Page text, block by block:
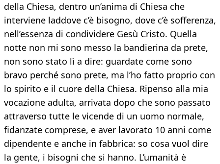
della Chiesa, dentro un’anima di Chiesa che
interviene laddove c’è bisogno, dove c’è sofferenza,
nell’essenza di condividere Gesù Cristo. Quella
notte non mi sono messo la bandierina da prete,
non sono stato lì a dire: guardate come sono
bravo perché sono prete, ma l’ho fatto proprio con
lo spirito e il cuore della Chiesa. Ripenso alla mia
vocazione adulta, arrivata dopo che sono passato
attraverso tutte le vicende di un uomo normale,
fidanzate comprese, e aver lavorato 10 anni come
dipendente e anche in fabbrica: so cosa vuol dire
la gente, i bisogni che si hanno. L’umanità è